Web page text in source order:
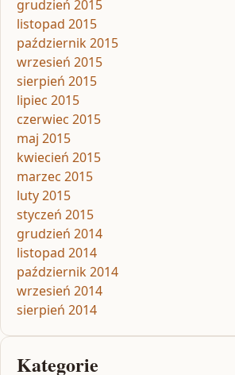
grudzień 2015
listopad 2015
październik 2015
wrzesień 2015
sierpień 2015
lipiec 2015
czerwiec 2015
maj 2015
kwiecień 2015
marzec 2015
luty 2015
styczeń 2015
grudzień 2014
listopad 2014
październik 2014
wrzesień 2014
sierpień 2014
Kategorie